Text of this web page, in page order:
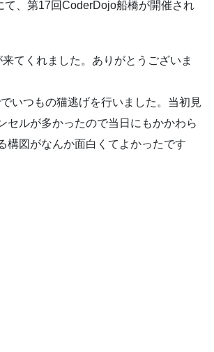
、第17回CoderDojo船橋が開催され
てくれました。ありがとうございま
いつもの猫逃げを行いました。当初見
セルが多かったので当日にもかかわら
構図がなんか面白くてよかったです